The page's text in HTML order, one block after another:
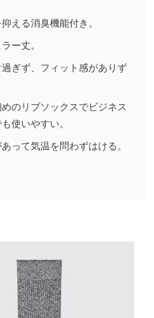
える消臭機能付き。
ー丈。
ぎず、フィット感がありず
のリブソックスでビジネス
使いやすい。
って気温を問わずはける。